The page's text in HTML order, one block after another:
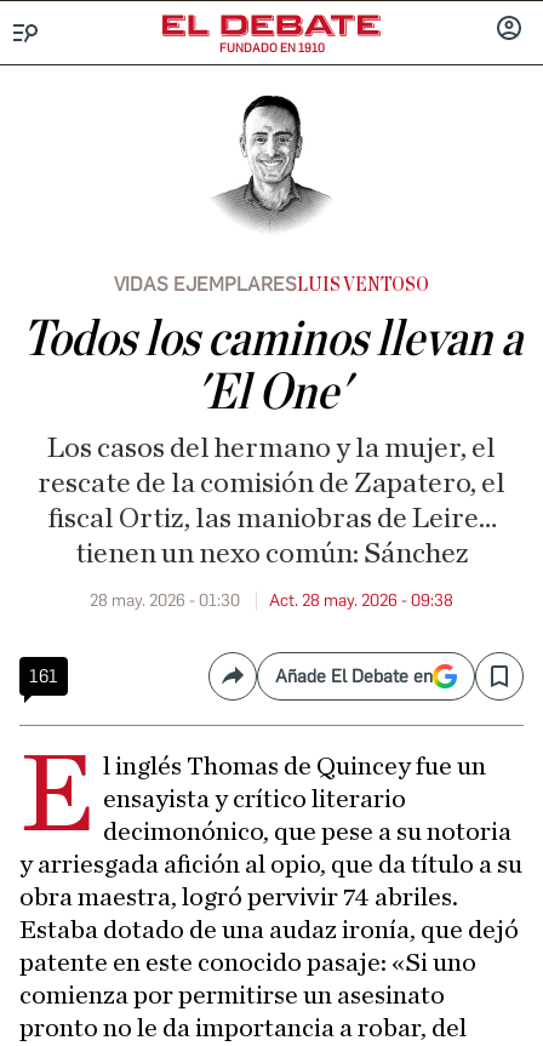
FUNDADO EN 1910
VIDAS EJEMPLARES LUIS VENTOSO
Todos los caminos llevan a
'El One'
Los casos del hermano y la mujer, el
rescate de la comisión de Zapatero, el
fiscal Ortiz, las maniobras de Leire…
tienen un nexo común: Sánchez
28 may. 2026 - 01:30 Act. 28 may. 2026 - 09:38
161 CompartirAñade El Debate en Save
E l inglés Thomas de Quincey fue un
ensayista y crítico literario
decimonónico, que pese a su notoria
y arriesgada afición al opio, que da título a su
obra maestra, logró pervivir 74 abriles.
Estaba dotado de una audaz ironía, que dejó
patente en este conocido pasaje: «Si uno
comienza por permitirse un asesinato
pronto no le da importancia a robar, del